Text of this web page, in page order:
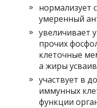
нормализует
умеренный
увеличивает
прочих
клеточные
а жиры
участвует в
иммунных
функции